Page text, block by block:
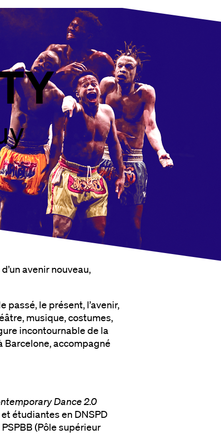
avenir nouveau,
le présent, l’avenir,
musique, costumes,
incontournable de la
Barcelone, accompagné
Dance 2.0
étudiantes en DNSPD
(Pôle supérieur